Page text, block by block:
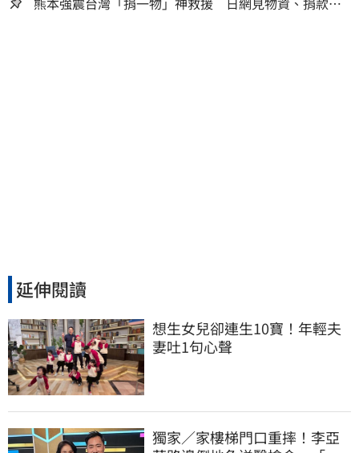
延伸閱讀
想生女兒卻連生10寶！年輕夫
妻吐1句心聲
獨家／家樓梯門口重摔！李亞